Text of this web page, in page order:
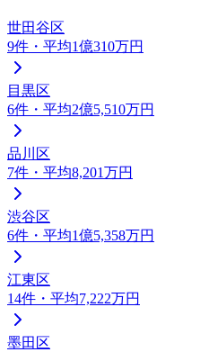
世田谷区
9件 ・平均1億310万円
目黒区
6件 ・平均2億5,510万円
品川区
7件 ・平均8,201万円
渋谷区
6件 ・平均1億5,358万円
江東区
14件 ・平均7,222万円
墨田区